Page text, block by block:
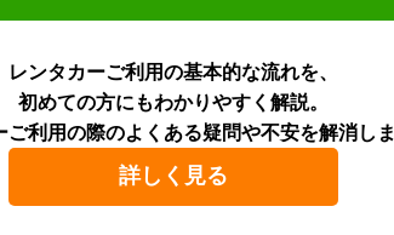
レンタカーご利用の基本的な流れを、
初めての方にもわかりやすく解説。
ご利用の際のよくある疑問や不安を解消し
詳しく見る